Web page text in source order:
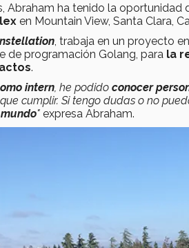
Abraham ha tenido la oportunidad
en Mountain View, Santa Clara,
, trabaja en un proyecto en
de programación Golang, para la
.
intern , he podido conocer
cumplir. Si tengo dudas o no
" expresa Abraham.